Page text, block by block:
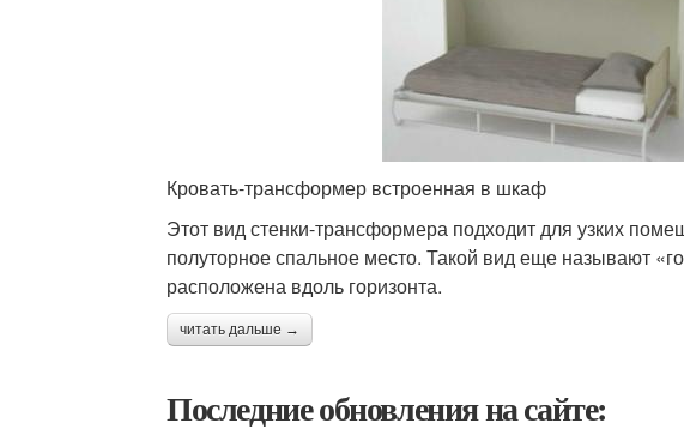
Кровать-трансформер встроенная в шкаф
Этот вид стенки-трансформера подходит для узких
полуторное спальное место. Такой вид еще называют
расположена вдоль горизонта.
читать дальше →
Последние обновления на сайте: